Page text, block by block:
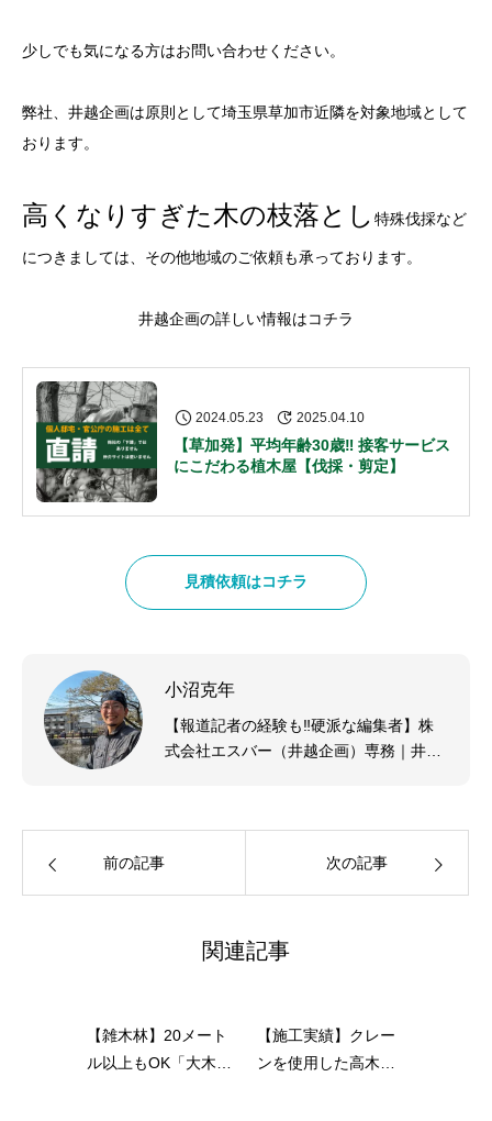
少しでも気になる方はお問い合わせください。
弊社、井越企画は原則として埼玉県草加市近隣を対象地域として
おります。
高くなりすぎた木の枝落とし 特殊伐採など
につきましては、 その他地域のご依頼も承っております。
井越企画の詳しい情報はコチラ
2024.05.23 2025.04.10
【草加発】平均年齢30歳‼ 接客サービス
にこだわる植木屋【伐採・剪定】
見積依頼はコチラ
小沼克年
【報道記者の経験も‼硬派な編集者】株
式会社エスバー（井越企画）専務｜井越
画(福祉サービス業、キッチンカー、メン
ズ美容ブランド）に従事｜趣味はホーム
前の記事 次の記事
関連記事
【雑木林】20メート
ル以上もOK「大木・
【施工実績】クレー
ンを使用した高木・